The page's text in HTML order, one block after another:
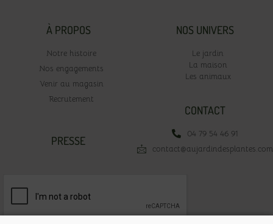
À PROPOS
Notre histoire
Nos engagements
Venir au magasin
Recrutement
NOS UNIVERS
Le jardin
La maison
Les animaux
PRESSE
CONTACT
04 79 54 46 91
contact@aujardindesplantes.com